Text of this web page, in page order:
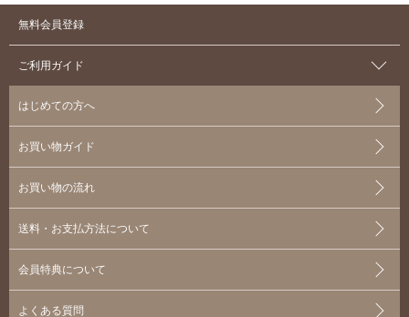
無料会員登録
ご利用ガイド
はじめての方へ
お買い物ガイド
お買い物の流れ
送料・お支払方法について
会員特典について
よくある質問